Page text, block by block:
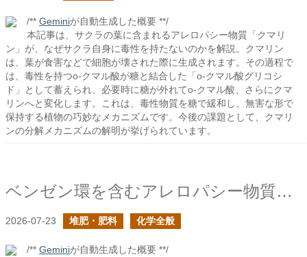
/** Geminiが自動生成した概要 **/
本記事は、サクラの葉に含まれるアレロパシー物質「クマリ
ン」が、なぜサクラ自身に毒性を持たないのかを解説。クマリン
は、葉が食害などで細胞が壊された際に生成されます。その過程で
は、毒性を持つo-クマル酸が糖と結合した「o-クマル酸グリコシ
ド」として蓄えられ、必要時に糖が外れてo-クマル酸、さらにクマ
リンへと変化します。これは、毒性物質を糖で緩和し、無害な形で
保持する植物の巧妙なメカニズムです。今後の課題として、クマリ
ンの分解メカニズムの解明が挙げられています。
ベンゼン環を含むアレロパシー物質の作用について
2026-07-23 堆肥・肥料 化学全般
/** Geminiが自動生成した概要 **/